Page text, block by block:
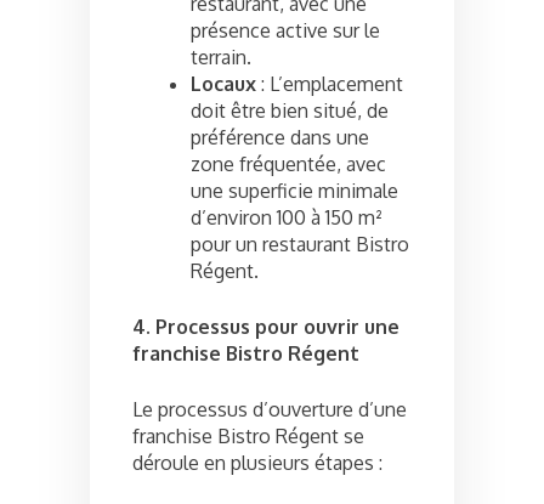
présence active sur le
terrain.
Locaux : L’emplacement
doit être bien situé, de
préférence dans une
zone fréquentée, avec
une superficie minimale
d’environ 100 à 150 m²
pour un restaurant Bistro
Régent.
4. Processus pour ouvrir une
franchise Bistro Régent
Le processus d’ouverture d’une
franchise Bistro Régent se
déroule en plusieurs étapes :